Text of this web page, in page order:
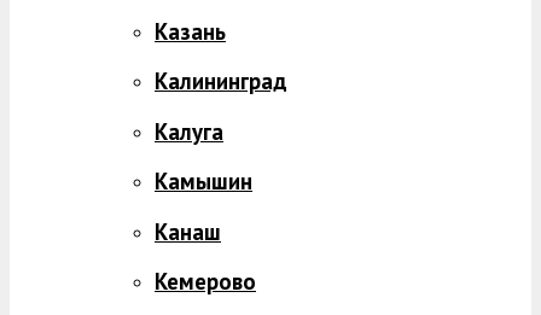
Казань
Калининград
Калуга
Камышин
Канаш
Кемерово